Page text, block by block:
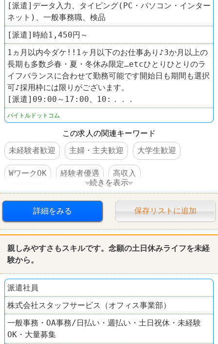
[派遣]データ入力、タイピング(PC・パソコン・インター
ネット)、一般事務職、検品
[派遣]時給1,450円～
1ヵ月以内今ダケ!!1ヶ月以下のお仕事あり♪3か月以上の
長期も多数彡春・夏・冬休み限定…etcひとりひとりのラ
イフバランスに合わせて勤務可能です開始日も期間も選択
可♪採用枠には限りがございます。
[派遣]09:00～17:00、10:．．．
バイトルドットコム
この求人の関連キーワード
未経験者歓迎
主婦・主夫歓迎 大学生歓迎
WワークOK 経験者優遇 高収入
日払い・週払いOK 交通費支給 昇給あり
禁煙・分煙
続きを表示
詳細をみる 保存リストに追加
親しみやすさもスキルです。念願の土日休みライフを未経
験から。
派遣社員
株式会社スタッフサービス（オフィス事業部）
一般事務・OA事務/日払い・週払い・土日祝休・未経験
OK・大量募集